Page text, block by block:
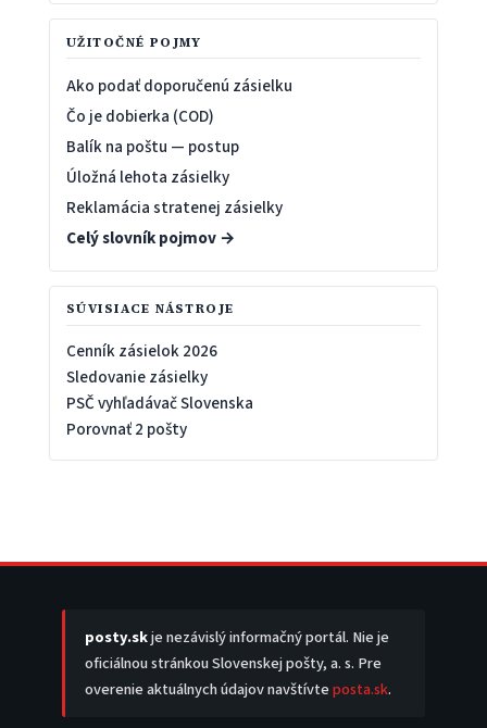
UŽITOČNÉ POJMY
Ako podať doporučenú zásielku
Čo je dobierka (COD)
Balík na poštu — postup
Úložná lehota zásielky
Reklamácia stratenej zásielky
Celý slovník pojmov →
SÚVISIACE NÁSTROJE
Cenník zásielok 2026
Sledovanie zásielky
PSČ vyhľadávač Slovenska
Porovnať 2 pošty
posty.skje nezávislý informačný portál. Nie je
oficiálnou stránkou Slovenskej pošty, a. s. Pre
overenie aktuálnych údajov navštívteposta.sk.